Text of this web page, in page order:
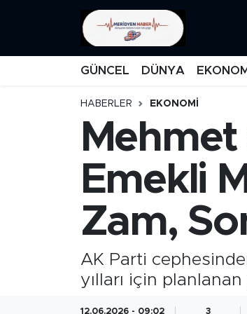
GÜNCEL DÜNYA EKONOMİ
HABERLER EKONOMİ
Emekli
Zam,
AK Parti
yılları için
12.06.2026 - 09:02 3
MANŞET
FİNANS
DÜNYA
GÜNCEL
İstanbul Namaz Vakitleri
Süper Lig Puan Durumu ve Fikstür
Tüm Manşetler
Son Dakika Haberleri